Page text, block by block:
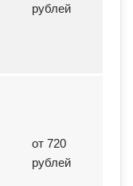
рублей
от 720
рублей